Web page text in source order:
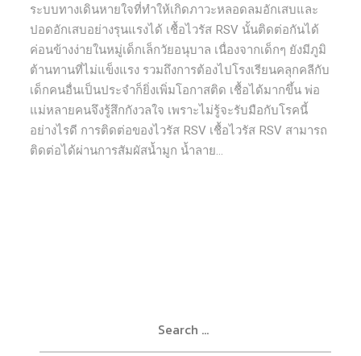
ระบบทางเดินหายใจที่ทําให้เกิดภาวะหลอดลมอักเสบและ
ปอดอักเสบอย่างรุนแรงได้ เชื้อไวรัส RSV นั้นติดต่อกันได้
ค่อนข้างง่ายในหมู่เด็กเล็กวัยอนุบาล เนื่องจากเด็กๆ ยังมีภูมิ
ต้านทานที่ไม่แข็งแรง รวมถึงการต้องไปโรงเรียนคลุกคลีกับ
เด็กคนอื่นเป็นประจําก็ยิ่งเพิ่มโอกาสติด เชื้อได้มากขึ้น พ่อ
แม่หลายคนจึงรู้สึกกังวลใจ เพราะไม่รู้จะรับมือกับโรคนี้
อย่างไรดี การติดต่อของไวรัส RSV เชื้อไวรัส RSV สามารถ
ติดต่อได้ผ่านการสัมผัสน้ำมูก นํ้าลาย...